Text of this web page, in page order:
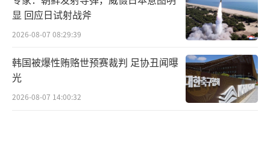
显 回应日试射战斧
2026-08-07 08:29:39
韩国被爆性贿赂世预赛裁判 足协丑闻曝
光
2026-08-07 14:00:32